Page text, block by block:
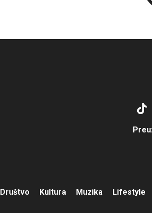
Društvo Kultura Muzika Lifestyle